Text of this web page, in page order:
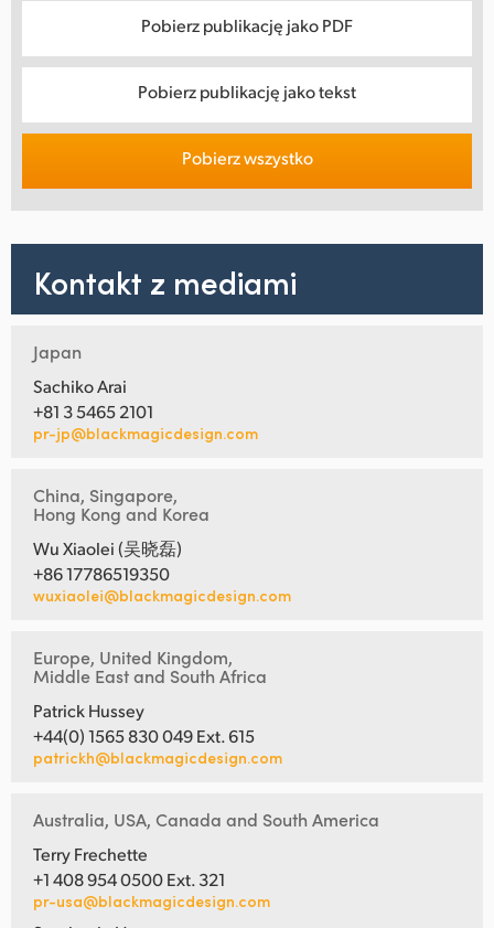
Pobierz publikację jako PDF
Pobierz publikację jako tekst
Pobierz wszystko
Kontakt z mediami
Japan
Sachiko Arai
+81 3 5465 2101
pr-jp@blackmagicdesign.com
China, Singapore,
Hong Kong and Korea
Wu Xiaolei (吴晓磊)
+86 17786519350
wuxiaolei@blackmagicdesign.com
Europe, United Kingdom,
Middle East and South Africa
Patrick Hussey
+44(0) 1565 830 049 Ext. 615
patrickh@blackmagicdesign.com
Australia, USA, Canada and South America
Terry Frechette
+1 408 954 0500 Ext. 321
pr-usa@blackmagicdesign.com